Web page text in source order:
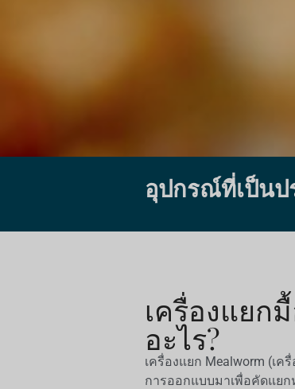
อุปกรณ์ที่เป็น
เครื่องแยก
อะไร?
เครื่องแยก Mealworm (เ
การออกแบบมาเพื่อคัดแย